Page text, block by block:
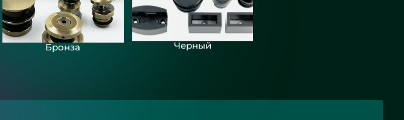
Бронза Черный